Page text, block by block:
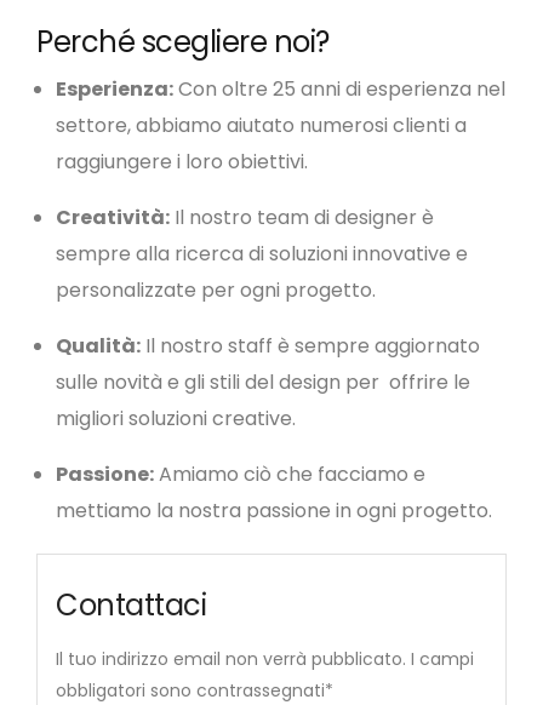
Perché scegliere noi?
Esperienza:Con oltre 25 anni di esperienza nel
settore, abbiamo aiutato numerosi clienti a
raggiungere i loro obiettivi.
Creatività: Il nostro team di designer è
sempre alla ricerca di soluzioni innovative e
personalizzate per ogni progetto.
Qualità: Il nostro staff è sempre aggiornato
sulle novità e gli stili del design per offrire le
migliori soluzioni creative.
Passione:Amiamo ciò che facciamo e
mettiamo la nostra passione in ogni progetto.
Contattaci
Il tuo indirizzo email non verrà pubblicato. I campi
obbligatori sono contrassegnati*